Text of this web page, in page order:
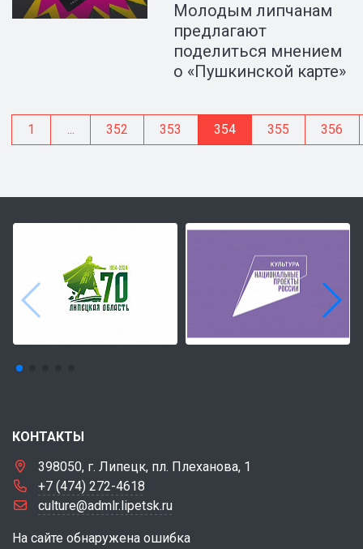
Молодым липчанам
предлагают
поделиться мнением
о «Пушкинской карте»
1 ... 352 353 354 355 356
КОНТАКТЫ
398050, г. Липецк, пл. Плеханова, 1
+7 (474) 272-4618
culture@admlr.lipetsk.ru
На сайте обнаружена ошибка